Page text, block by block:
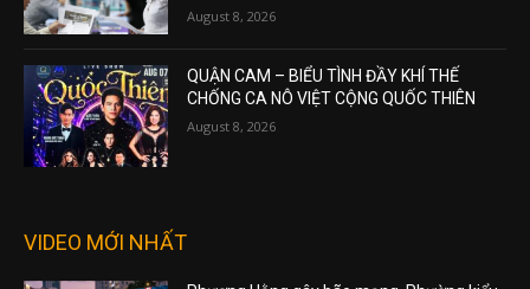
August 8, 2026
QUẬN CAM – BIỂU TÌNH ĐẦY KHÍ THẾ
CHỐNG CA NÔ VIỆT CỘNG QUỐC THIÊN
August 8, 2026
VIDEO MỚI NHẤT